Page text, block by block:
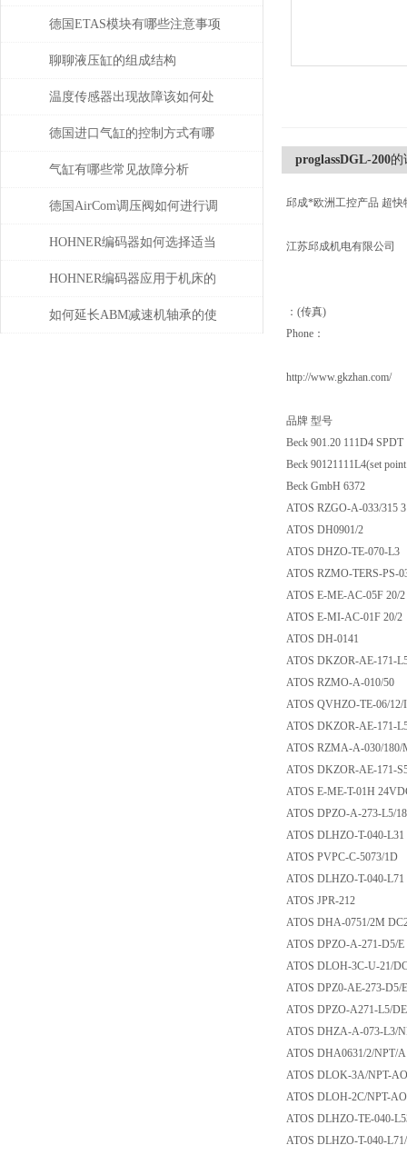
青睐？
德国ETAS模块有哪些注意事项
聊聊液压缸的组成结构
温度传感器出现故障该如何处
理
德国进口气缸的控制方式有哪
些？
气缸有哪些常见故障分析
德国AirCom调压阀如何进行调
压，一分钟了解！
HOHNER编码器如何选择适当
的分辨率？
HOHNER编码器应用于机床的
位移测量和主轴控制
如何延长ABM减速机轴承的使
proglassDGL-200的
邱成*欧洲工控产品 超
江苏邱成机电有限公司
：(传真)
Phone：
http://www.gkzhan.com/
品牌 型号
Beck 901.20 111D4
Beck 90121111L4(set
Beck GmbH 6372
ATOS RZGO-A-
ATOS DH0901/2
ATOS DHZO-TE-
ATOS RZMO-TERS-
ATOS E-ME-AC-
ATOS E-MI-AC-
ATOS DH-0141
ATOS DKZOR-AE-
ATOS RZMO-A-
ATOS QVHZO-TE-
ATOS DKZOR-AE-
ATOS RZMA-A-
ATOS DKZOR-AE-
ATOS E-ME-T-01H
ATOS DPZO-A-
ATOS DLHZO-T-
ATOS PVPC-C-
ATOS DLHZO-T-
ATOS JPR-212
ATOS DHA-0751/
ATOS DPZO-A-
ATOS DLOH-3C-U-
ATOS DPZ0-AE-
ATOS DPZO-A271-
ATOS DHZA-A-073-
ATOS DHA0631/2/
ATOS DLOK-3A/
ATOS DLOH-2C/
ATOS DLHZO-TE-
ATOS DLHZO-T-